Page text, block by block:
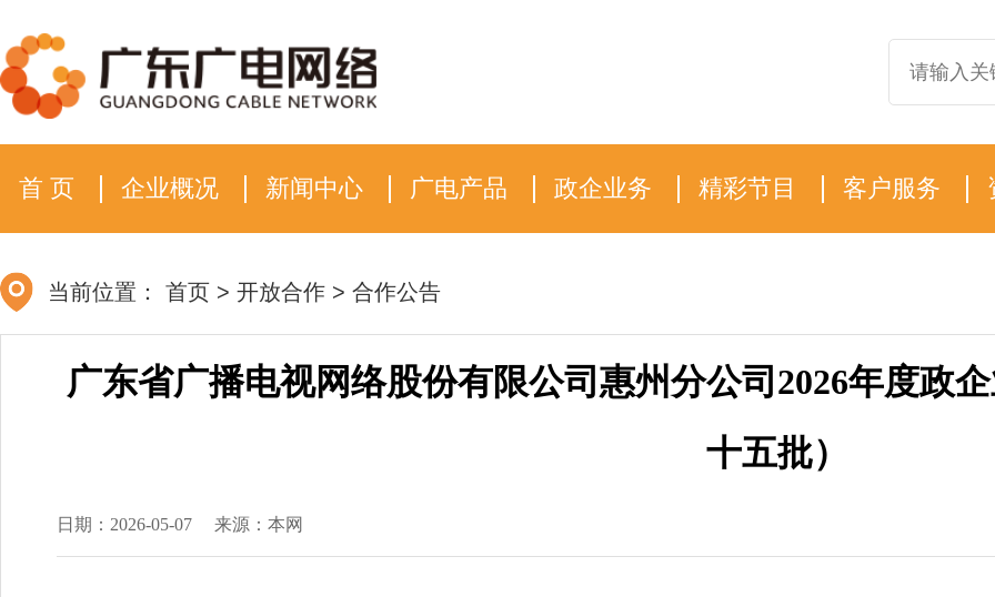
首 页 企业概况 新闻中心 广电产品 政企业务 精彩节目 客户服务
当前位置： 首页 > 开放合作 > 合作公告
广东省广播电视网络股份有限公司惠州分公司2026年度政
十五批）
日期：2026-05-07 来源：本网